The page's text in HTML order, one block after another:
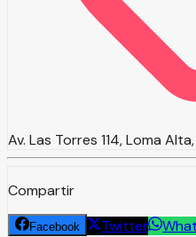
Av. Las Torres 114, Loma
Compartir
Facebook Twitter